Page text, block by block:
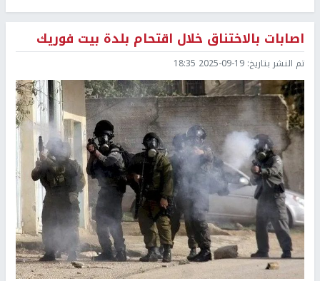
اصابات بالاختناق خلال اقتحام بلدة بيت فوريك
تم النشر بتاريخ: 2025-09-19 18:35